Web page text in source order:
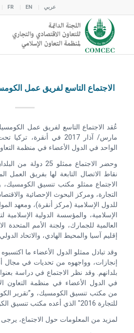
عربي EN
FR
الاجتماع التاسع لفريق عمل
مارس/ آذار 2017 في أنقرة،
الواحد في الدول الأعضاء في منظمة
وحضر الاجتماع ممثلو
نقاط الاتصال التابعة لها بفريق العمل
الاجتماع ممثلو مكتب تنسيق الكومسيك،
التجارة، ومركز البحوث الإحصائية
للدول الإسلامية (مركز أنقرة)، ومعهد
الإسلامية، والمؤسسة الدولية الإسلامية
العالمية للجمارك، ولجنة الأمم المتحدة
إقليم آسيا والمحيط الهادي، والاتحاد
وقد تبادل ممثلو الدول الأعضاء ما
إنجازات، وواجهوه من تحديات في مجال
بلدانهم. وقد نظر الاجتماع في دراسة
في الدول الأعضاء في منظمة التعاون
من مكتب تنسيق الكومسيك، و”تقرير
للتجارة 2016″ الذي أعده مكتب تنسيق الكومسيك.
لمزيد من المعلومات حول الاجتماع، يرجى